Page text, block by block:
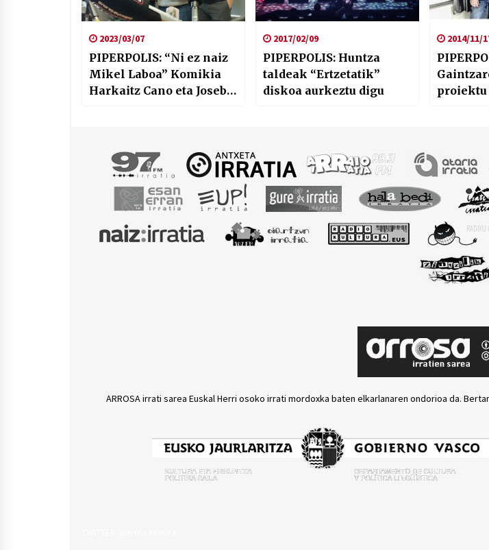
2023/03/07
PIPERPOLIS: “Ni ez naiz
Mikel Laboa” Komikia
Harkaitz Cano eta Joseba
2017/02/09
PIPERPOLIS: Huntza
taldeak “Ertzetatik”
diskoa aurkeztu digu
2014/11/
Gaintzaren
ARROSA irrati sarea Euskal Herri osoko irrati mordoxka baten elkarlanaren ondorioa da.